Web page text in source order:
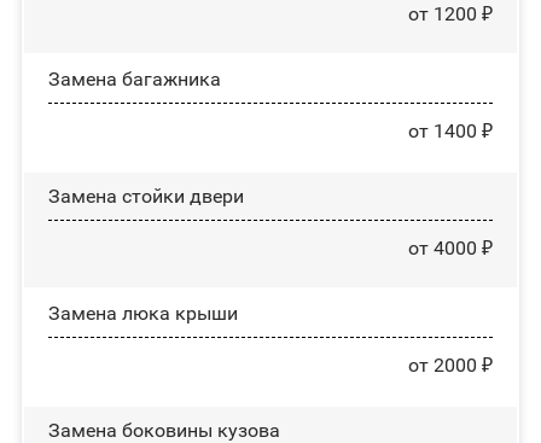
от 1200 ₽
Замена багажника
от 1400 ₽
Зaмeнa cтoйĸи двepи
от 4000 ₽
Зaмeнa люĸa ĸpыши
от 2000 ₽
Замена боковины кузова